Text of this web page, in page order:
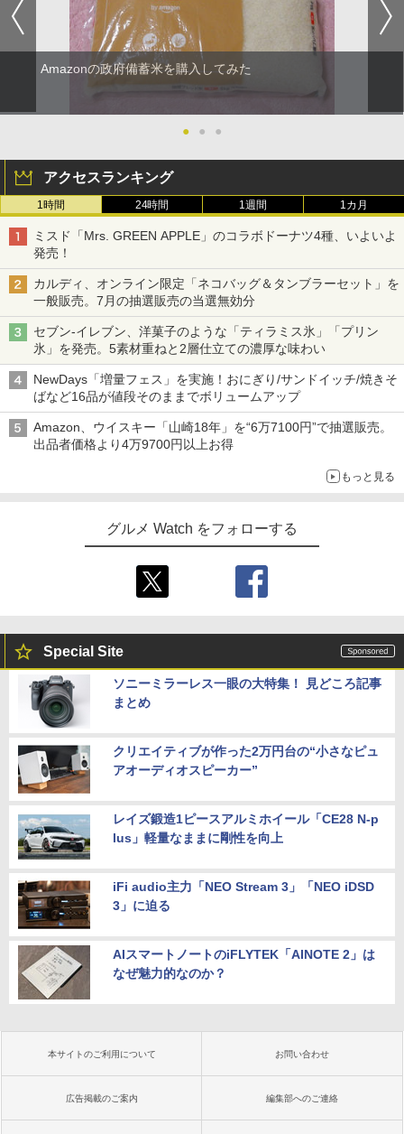
Amazonの政府備蓄米を購入してみた
● ● ●
アクセスランキング
1時間 24時間 1週間 1カ月
ミスド「Mrs. GREEN APPLE」のコラボドーナツ4種、いよいよ
発売！
カルディ、オンライン限定「ネコバッグ＆タンブラーセット」を
一般販売。7月の抽選販売の当選無効分
セブン-イレブン、洋菓子のような「ティラミス氷」「プリン
氷」を発売。5素材重ねと2層仕立ての濃厚な味わい
NewDays「増量フェス」を実施！おにぎり/サンドイッチ/焼きそ
ばなど16品が値段そのままでボリュームアップ
Amazon、ウイスキー「山崎18年」を“6万7100円”で抽選販売。
出品者価格より4万9700円以上お得
もっと見る
グルメ Watch をフォローする
Special Site
ソニーミラーレス一眼の大特集！ 見どころ記事
まとめ
クリエイティブが作った2万円台の“小さなピュ
アオーディオスピーカー”
レイズ鍛造1ピースアルミホイール「CE28 N-p
lus」軽量なままに剛性を向上
iFi audio主力「NEO Stream 3」「NEO iDSD
3」に迫る
AIスマートノートのiFLYTEK「AINOTE 2」は
なぜ魅力的なのか？
本サイトのご利用について お問い合わせ
広告掲載のご案内 編集部へのご連絡